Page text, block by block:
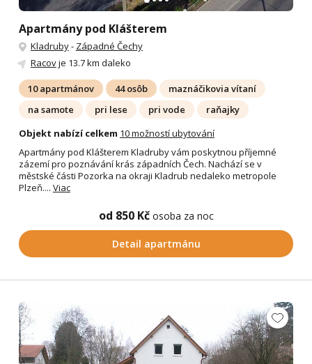
Apartmány pod Klášterem
Kladruby- Západné Čechy
Racovje 13.7 km daleko
10 apartmánov 44 osôb
maznáčikovia vítaní
na samote
pri lese pri vode
raňajky
Objekt nabízí celkem 10 možností ubytování
Apartmány pod Klášterem Kladruby vám poskytnou příjemné
zázemí pro poznávání krás západních Čech. Nachází se v
městské části Pozorka na okraji Kladrub nedaleko metropole
Plzeň.... Viac
od 850 Kč osoba za noc
Detail apartmánu